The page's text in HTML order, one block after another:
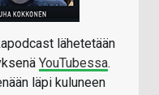
lähetetään
YouTubessa.
läpi kuluneen